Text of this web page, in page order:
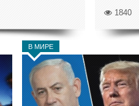
1840
В МИРЕ